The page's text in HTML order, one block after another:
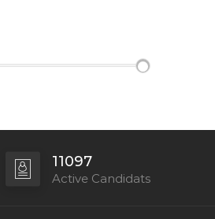
11097
Active Candidats